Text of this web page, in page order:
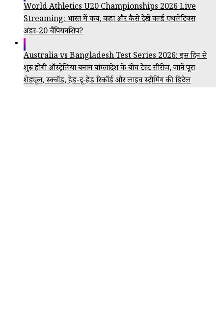
World Athletics U20 Championships 2026 Live
Streaming: भारत में कब, कहां और कैसे देखें वर्ल्ड एथलेटिक्स
अंडर-20 चैंपियनशिप?
Australia vs Bangladesh Test Series 2026: इस दिन से
शुरू होगी ऑस्ट्रेलिया बनाम बांग्लादेश के बीच टेस्ट सीरीज, जानें पूरा
शेड्यूल, स्क्वॉड, हेड-टू-हेड रिकॉर्ड और लाइव स्ट्रीमिंग की डिटेल